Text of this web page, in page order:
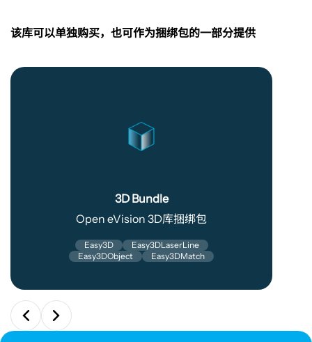
该库可以单独购买，也可作为捆绑包的一部分提供
3D Bundle
Open eVision 3D库捆绑包
Easy3D
Easy3DLaserLine
Easy3DObject
Easy3DMatch